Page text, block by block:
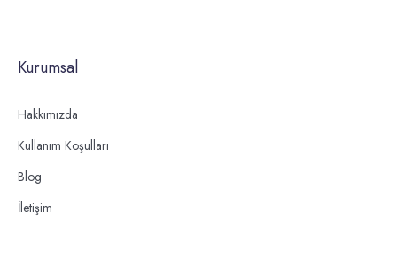
Kurumsal
Hakkımızda
Kullanım Koşulları
Blog
İletişim